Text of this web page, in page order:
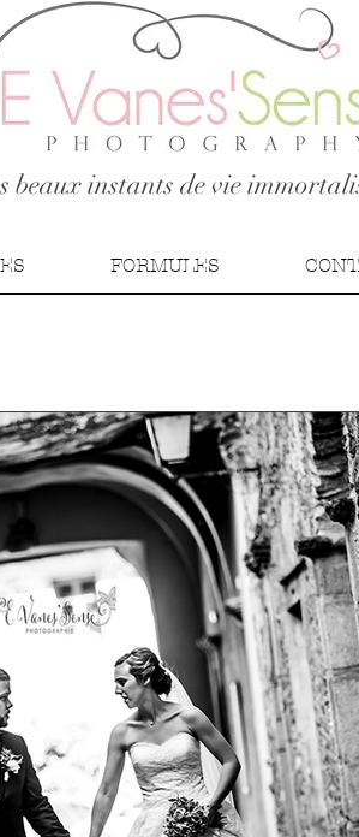
beaux instants de vie
FORMULES